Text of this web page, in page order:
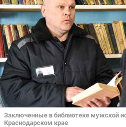
Заключенные в библиотеке мужской
Краснодарском крае